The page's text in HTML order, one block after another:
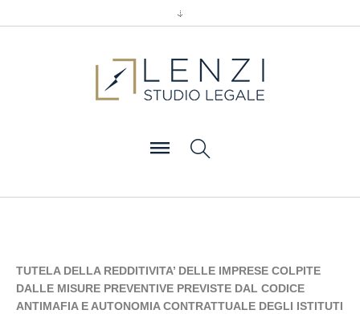
TUTELA DELLA REDDITIVITA’ DELLE IMPRESE COLPITE
DALLE MISURE PREVENTIVE PREVISTE DAL CODICE
ANTIMAFIA E AUTONOMIA CONTRATTUALE DEGLI ISTITUTI